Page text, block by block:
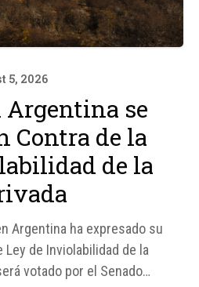
5, 2026
Argentina se
Contra de la
de la
Argentina ha expresado su
de Inviolabilidad de la
votado por el Senado